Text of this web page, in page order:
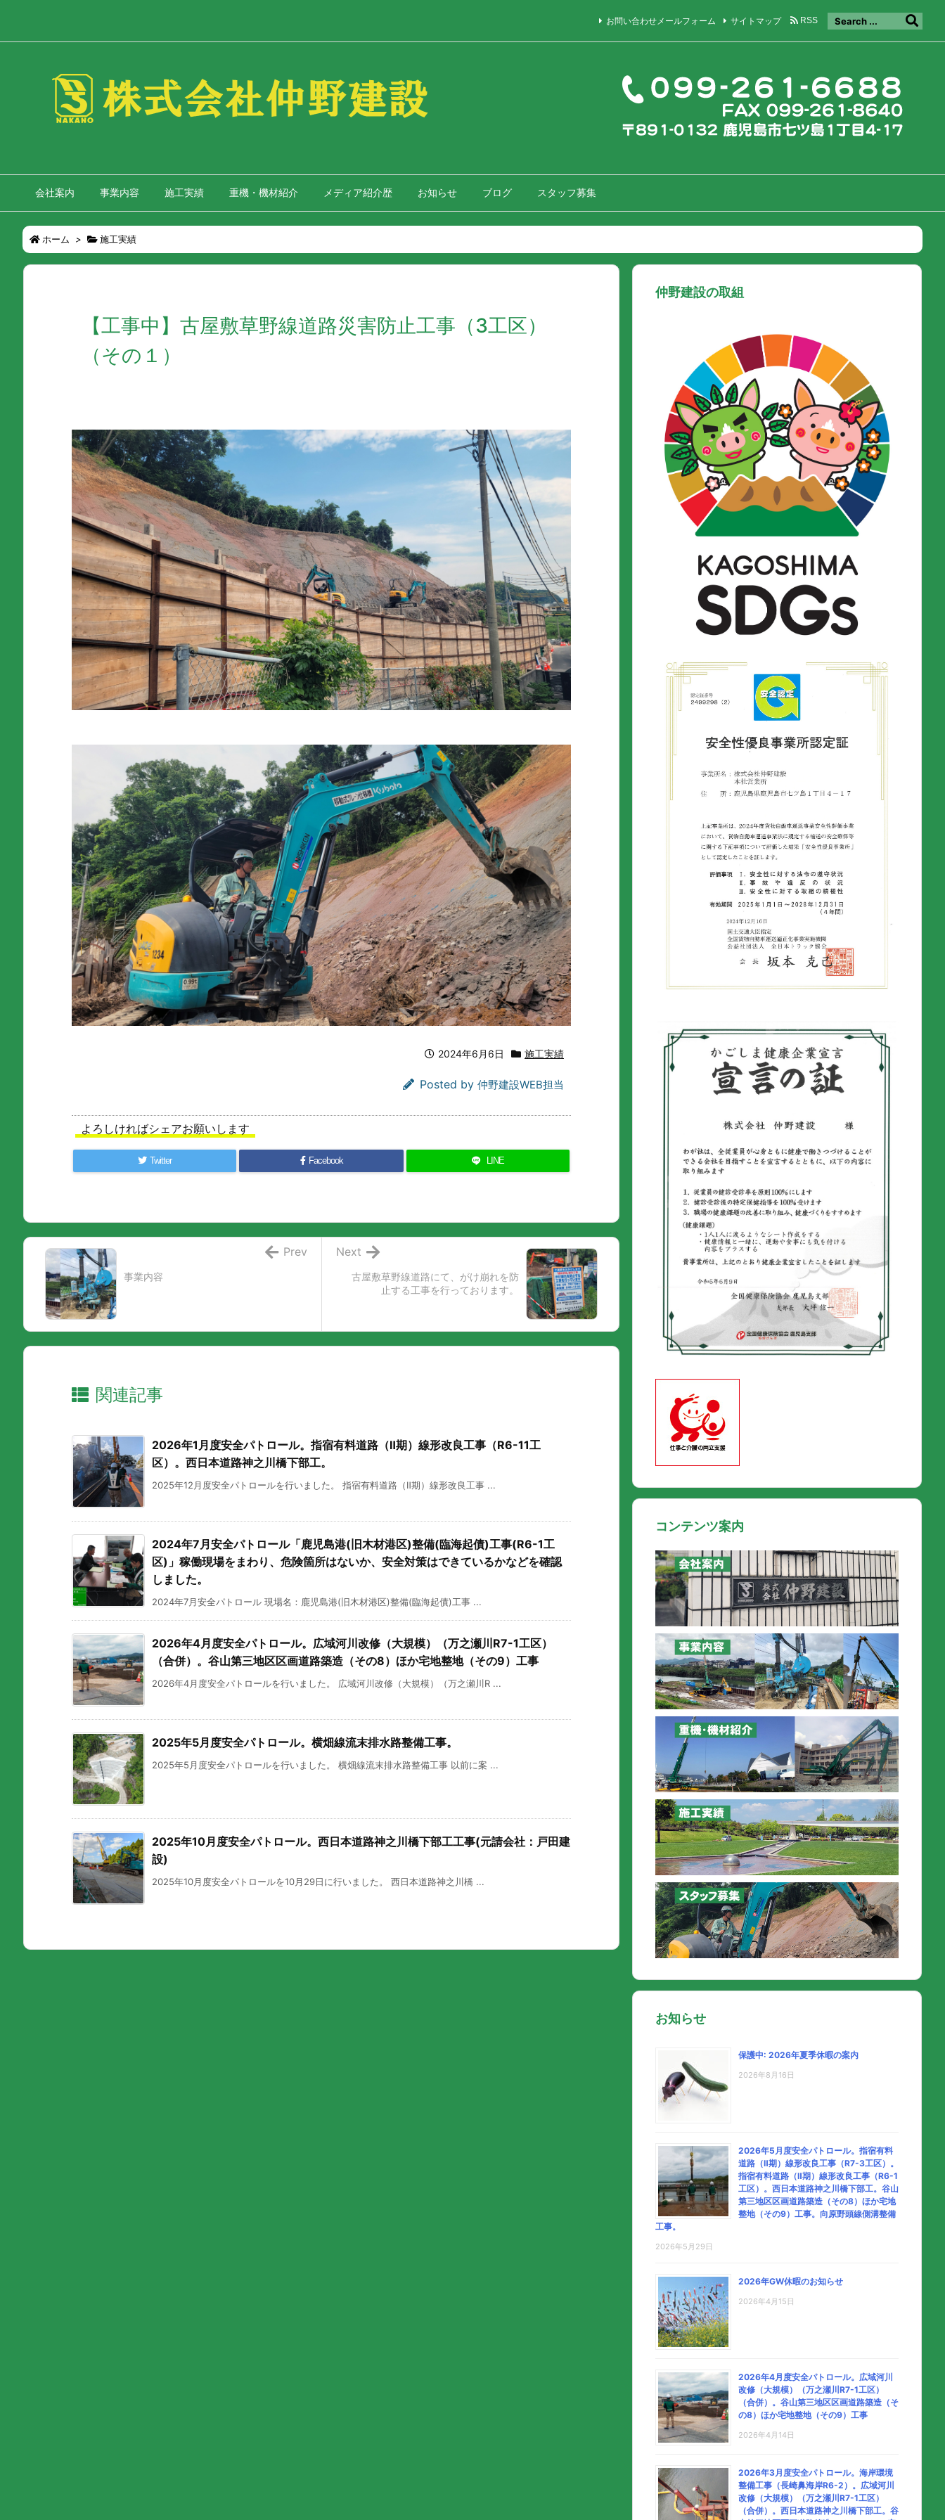
会社案内 事業内容 施工実績 重機・機材紹介 メディア紹介歴 お知らせ ブログ スタッフ募集
お問い合わせメールフォーム サイトマップ RSS
ホーム > 施工実績
【工事中】古屋敷草野線道路災害防止工事（3工区）
（その１）
2024年6月6日 施工実績
Posted by 仲野建設WEB担当
よろしければシェアお願いします
Twitter Facebook LINE
古屋敷草野線道路にて、がけ崩れを防
止する工事を行っております。
Next
事業内容
Prev
関連記事
2026年1月度安全パトロール。指宿有料道路（Ⅱ期）線形改良工事（R6-11工
区）。西日本道路神之川橋下部工。
2025年12月度安全パトロールを行いました。 指宿有料道路（Ⅱ期）線形改良工事 ...
2024年7月安全パトロール「鹿児島港(旧木材港区)整備(臨海起債)工事(R6-1工
区)」稼働現場をまわり、危険箇所はないか、安全対策はできているかなどを確認
しました。
2024年7月安全パトロール 現場名：鹿児島港(旧木材港区)整備(臨海起債)工事 ...
2026年4月度安全パトロール。広域河川改修（大規模）（万之瀬川R7-1工区）
（合併）。谷山第三地区区画道路築造（その8）ほか宅地整地（その9）工事
2026年4月度安全パトロールを行いました。 広域河川改修（大規模）（万之瀬川R ...
2025年5月度安全パトロール。横畑線流末排水路整備工事。
2025年5月度安全パトロールを行いました。 横畑線流末排水路整備工事 以前に案 ...
2025年10月度安全パトロール。西日本道路神之川橋下部工工事(元請会社：戸田建
設)
2025年10月度安全パトロールを10月29日に行いました。 西日本道路神之川橋 ...
仲野建設の取組
コンテンツ案内
お知らせ
保護中: 2026年夏季休暇の案内
2026年8月16日
2026年5月度安全パトロール。指宿有料
道路（Ⅱ期）線形改良工事（R7-3工区）。
指宿有料道路（Ⅱ期）線形改良工事（R6-1
工区）。西日本道路神之川橋下部工。谷山
第三地区区画道路築造（その8）ほか宅地
整地（その9）工事。向原野頭線側溝整備
工事。
2026年5月29日
2026年GW休暇のお知らせ
2026年4月15日
2026年4月度安全パトロール。広域河川
改修（大規模）（万之瀬川R7-1工区）
（合併）。谷山第三地区区画道路築造（そ
の8）ほか宅地整地（その9）工事
2026年4月14日
2026年3月度安全パトロール。海岸環境
整備工事（長崎鼻海岸R6-2）。広域河川
改修（大規模）（万之瀬川R7-1工区）
（合併）。西日本道路神之川橋下部工。谷